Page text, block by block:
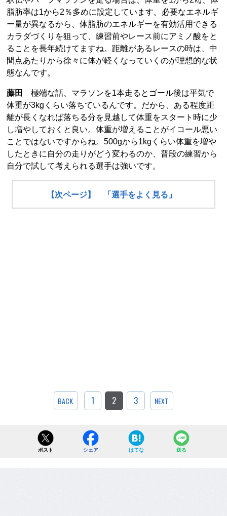
脂肪率は1から2％多めに設定しています。必要なエネルギ
ー量が異なるから、体脂肪のエネルギーを有効活用できる
カラダづくりを狙って、練習前やレース前にアミノ酸をと
ることを長年続けてますね。距離があるレースの時は、中
間点あたりから徐々に体が軽くなっていくのが理想的な状
態なんです。
藤田
極端な話、マラソンを1本走るとゴール後は平気で
体重が3kgくらい落ちているんです。だから、ある程度距
離が長くなれば落ちる分を見越して体重をスタート時に少
し増やしておくと良い。体重が増えることがイコール悪い
ことではないですからね。500gから1kgくらい体重を増や
したときに自分の走りがどう変わるのか、普段の練習から
自分で試して考えられる選手は強いです。
【次ページ】 「選手をよく見る」
BACK 1 2 3 NEXT
ポスト シェア はてな 送る